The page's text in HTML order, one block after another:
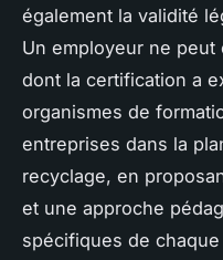
également la validité
Un employeur ne
dont la certification a
organismes de
entreprises dans la
recyclage, en
et une approche
spécifiques de